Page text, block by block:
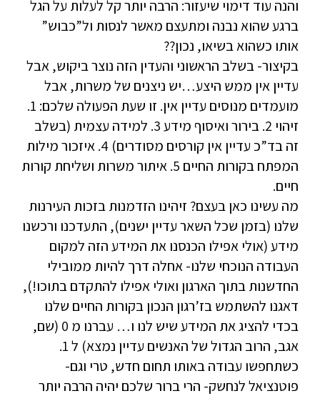
והנה עוד דימוי שיעזור: הרבה יותר קל לעלות על הגל
ברגע שהוא נבנה ומתעצם מאשר לנסות ול”כבוש”
אותו כשהוא בשיאו, נכון??
בקיצור- בשלב הראשוני והעדין הזה נוצר ביקוש, אבל
עדיין אין ממש היצע…יש ניצנים של משרות, אבל
מועמדים מנוסים עדיין אין. זו שעת הפעולה שלכם: 1.
זיהוי 2. בירור ואיסוף מידע 3. למידה עצמית (בשלב
זה בד”כ עדיין אין קורסים מסודרים) 4. איזכור מילות
המפתח בקורות החיים 5. איתור משרות ושליחת קורות
חיים.
מה עשינו כאן בעצם? זיהינו הזדמנות בזכות העירנות
שלנו (בזמן שכל השאר עדיין ישנים), התעדכנו ורכשנו
מידע (אולי אפילו הכנסנו את המידע הזה למקום
העבודה הנוכחי שלנו- אחלה דרך להיות ממובילי
החדשנות בתוך הארגון ואולי אפילו להתקדם בתוכו!),
דאגנו להשתמש בז’רגון הנכון בקורות החיים שלנו
בכדי להציג את המידע שיש לנו ו… עברנו מ 0 (שם,
אגב, הרוב הגדול של האנשים עדיין נמצא) ל 1.
כשתחפשו עבודה באותו תחום חדש, טרי וגם-
פוטנציאל לנחשק- הרי ברור שלכם יהיה הרבה יותר